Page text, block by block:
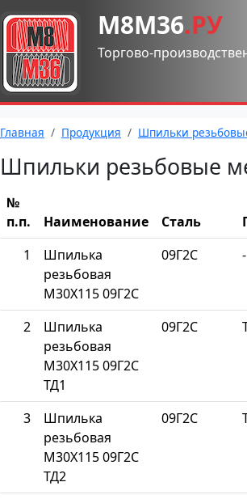
М8М36.РУ
Торгово-
Главная Продукция Шпильки
Шпильки резьбовые
№
п.п.
Наименование Сталь
1
Шпилька
резьбовая
М30Х115 09Г2С
09Г2С -
2
Шпилька
резьбовая
М30Х115 09Г2С
ТД1
09Г2С
3
Шпилька
резьбовая
М30Х115 09Г2С
ТД2
09Г2С